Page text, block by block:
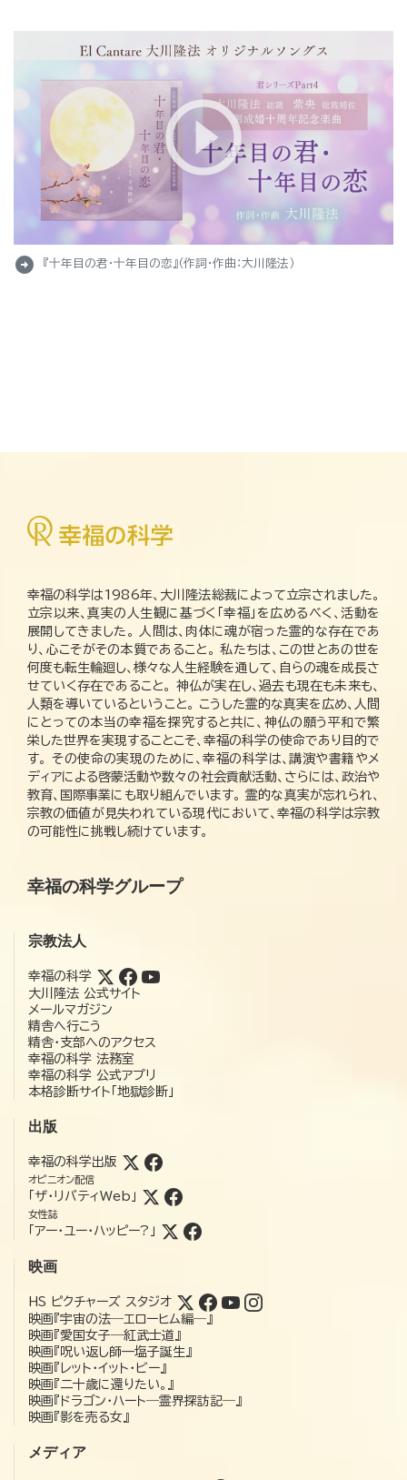
arrow_circle_right 『十年目の君・十年目の恋』（作詞・作曲：大川隆法）
幸福の科学は1986年、大川隆法総裁によって立宗されました。
立宗以来、真実の人生観に基づく「幸福」を広めるべく、活動を
展開してきました。 人間は、肉体に魂が宿った霊的な存在であ
り、心こそがその本質であること。 私たちは、この世とあの世を
何度も転生輪廻し、様々な人生経験を通して、自らの魂を成長さ
せていく存在であること。 神仏が実在し、過去も現在も未来も、
人類を導いているということ。 こうした霊的な真実を広め、人間
にとっての本当の幸福を探究すると共に、神仏の願う平和で繁
栄した世界を実現することこそ、幸福の科学の使命であり目的で
す。 その使命の実現のために、幸福の科学は、講演や書籍やメ
ディアによる啓蒙活動や数々の社会貢献活動、さらには、政治や
教育、国際事業にも取り組んでいます。 霊的な真実が忘れられ、
宗教の価値が見失われている現代において、幸福の科学は宗教
の可能性に挑戦し続けています。
幸福の科学グループ
宗教法人
幸福の科学
大川隆法 公式サイト
メールマガジン
精舎へ行こう
精舎・支部へのアクセス
幸福の科学 法務室
幸福の科学 公式アプリ
本格診断サイト「地獄診断」
出版
幸福の科学出版
オピニオン配信
「ザ・リバティWeb」
女性誌
「アー・ユー・ハッピー?」
映画
HS ピクチャーズ スタジオ
映画『宇宙の法―エローヒム編―』
映画『愛国女子―紅武士道』
映画『呪い返し師—塩子誕生』
映画『レット・イット・ビー』
映画『二十歳に還りたい。』
映画『ドラゴン・ハート―霊界探訪記―』
映画『影を売る女』
メディア